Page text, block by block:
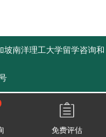
坡南洋理工大学留学咨询和
免费评估